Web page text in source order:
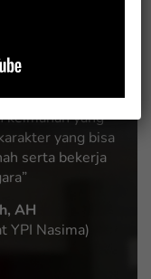
lembaga
Kecintaan
keimanan yang
yang bisa
serta bekerja
AH
YPI Nasima)